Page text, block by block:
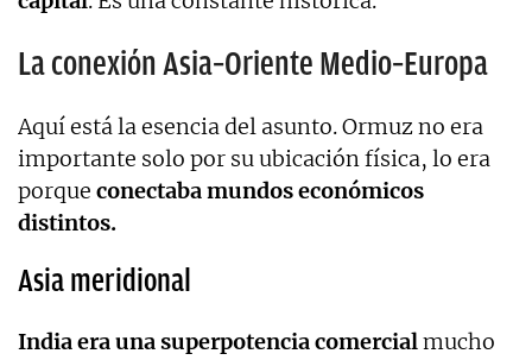
La conexión Asia–Oriente Medio–Europa
Aquí está la esencia del asunto. Ormuz no era
importante solo por su ubicación física, lo era
porque conectaba mundos económicos
distintos.
Asia meridional
India era una superpotencia comercialmucho